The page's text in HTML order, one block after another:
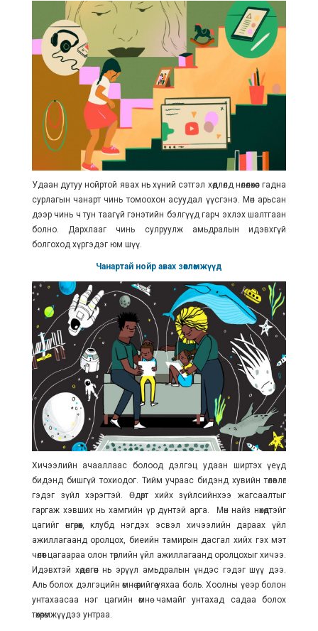
Удаан дутуу нойртой явах нь хүний сэтгэл хөдлөлд нөлөөлөхөөс гадна
сурлагын чанарт чинь томоохон асуудал үүсгэнэ. Мөн арьсан
дээр чинь ч тун таагүй гэнэтийн бэлгүүд гарч эхлэх шалтгаан
болно. Дархлааг чинь сулруулж амьдралын идэвхгүй
болгоход хүргэдэг юм шүү.
Чанартай нойр авах зөвлөмжүүд
Хичээлийн ачааллаас болоод дэлгэц удаан ширтэх үеүд
бидэнд бишгүй тохиодог. Тийм учраас бидэнд хувийн төлөвлөгөө
гэдэг зүйл хэрэгтэй. Өдөрт хийх зүйлсийнхээ жагсаалтыг
гаргаж хэвших нь хамгийн үр дүнтэй арга. Мөн найз нөхөдтэйгөө
цагийг өнгөрөөх, клубд нэгдэх эсвэл хичээлийн дараах үйл
ажиллагаанд оролцох, биеийн тамирын дасгал хийх гэх мэт
чөлөөт цагаараа олон төрлийн үйл ажиллагаанд оролцохыг хичээ.
Идэвхтэй хөдөлгөөн нь эрүүл амьдралын үндэс гэдэг шүү дээ.
Аль болох дэлгэцийн өмнө өөрийгөө уяхаа боль. Хоолны үеэр болон
унтахаасаа нэг цагийн өмнө чамайг унтахад садаа болох
төхөөрөмжүүдээ унтраа.